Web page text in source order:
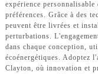
expérience
préférences. Grâce à des
peuvent être livrées et
perturbations.
dans chaque conception,
écoénergétiques. Adoptez
Clayton, où innovation et